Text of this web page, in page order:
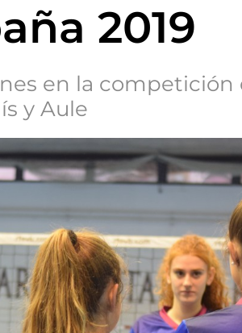
2019
en la
y Aule